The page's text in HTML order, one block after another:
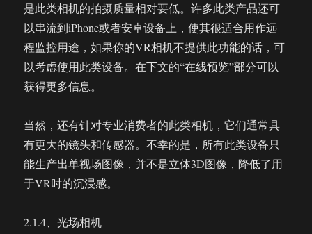
是此类相机的拍摄质量相对要低。许多此类产品还可
以串流到iPhone或者安卓设备上，使其很适合用作远
程监控用途，如果你的VR相机不提供此功能的话，可
以考虑使用此类设备。在下文的“在线预览”部分可以
获得更多信息。
当然，还有针对专业消费者的此类相机，它们通常具
有更大的镜头和传感器。不幸的是，所有此类设备只
能生产出单视场图像，并不是立体3D图像，降低了用
于VR时的沉浸感。
2.1.4、光场相机